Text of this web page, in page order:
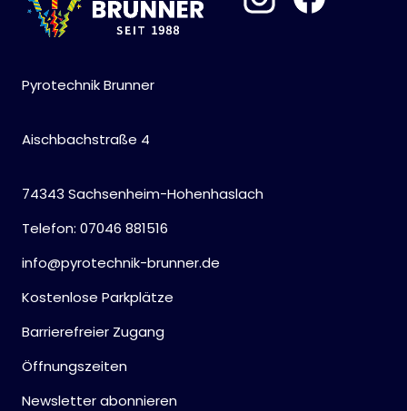
Pyrotechnik Brunner
Aischbachstraße 4
74343 Sachsenheim-Hohenhaslach
Telefon: 07046 881516
info@pyrotechnik-brunner.de
Kostenlose Parkplätze
Barrierefreier Zugang
Öffnungszeiten
Newsletter abonnieren